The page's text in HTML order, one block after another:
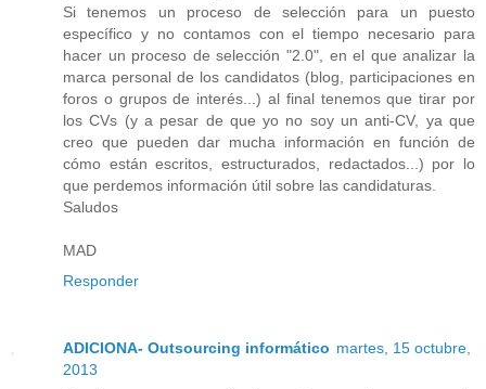
Si tenemos un proceso de selección para un puesto
específico y no contamos con el tiempo necesario para
hacer un proceso de selección "2.0", en el que analizar la
marca personal de los candidatos (blog, participaciones en
foros o grupos de interés...) al final tenemos que tirar por
los CVs (y a pesar de que yo no soy un anti-CV, ya que
creo que pueden dar mucha información en función de
cómo están escritos, estructurados, redactados...) por lo
que perdemos información útil sobre las candidaturas.
Saludos
MAD
Responder
ADICIONA- Outsourcing informático martes, 15 octubre,
2013